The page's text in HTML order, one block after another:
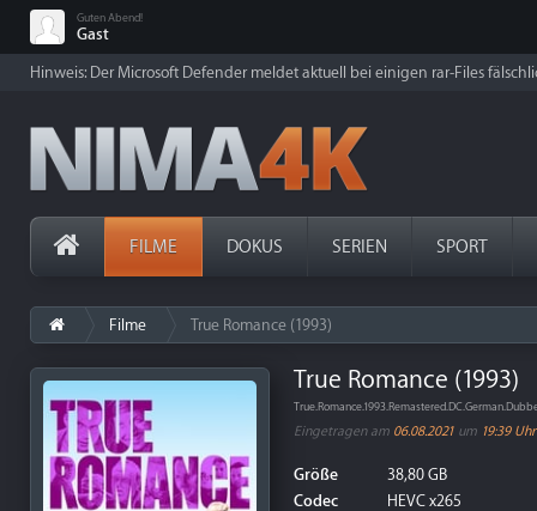
Guten Abend!
Gast
Hinweis: Der Microsoft Defender meldet aktuell bei einigen rar-Files
FILME DOKUS SERIEN SPORT
Filme True Romance (1993)
True Romance (1993)
Eingetragen am 06.08.2021 um 19:39 Uhr
Größe
38,80 GB
Codec
HEVC x265